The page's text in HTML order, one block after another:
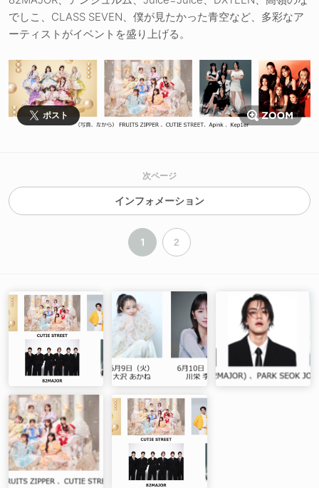
でしこ、CLASS SEVEN、僕が見たかった青空など、多彩なア
ーティストがイベントを盛り上げる。
ポスト
次ページ
インフォメーション
1 2